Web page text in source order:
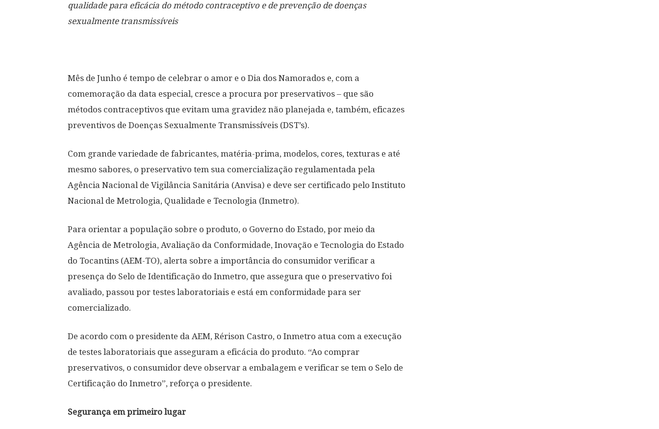
qualidade para eficácia do método contraceptivo e de prevenção de doenças
sexualmente transmissíveis
Mês de Junho é tempo de celebrar o amor e o Dia dos Namorados e, com a
comemoração da data especial, cresce a procura por preservativos – que são
métodos contraceptivos que evitam uma gravidez não planejada e, também, eficazes
preventivos de Doenças Sexualmente Transmissíveis (DST’s).
Com grande variedade de fabricantes, matéria-prima, modelos, cores, texturas e até
mesmo sabores, o preservativo tem sua comercialização regulamentada pela
Agência Nacional de Vigilância Sanitária (Anvisa) e deve ser certificado pelo Instituto
Nacional de Metrologia, Qualidade e Tecnologia (Inmetro).
Para orientar a população sobre o produto, o Governo do Estado, por meio da
Agência de Metrologia, Avaliação da Conformidade, Inovação e Tecnologia do Estado
do Tocantins (AEM-TO), alerta sobre a importância do consumidor verificar a
presença do Selo de Identificação do Inmetro, que assegura que o preservativo foi
avaliado, passou por testes laboratoriais e está em conformidade para ser
comercializado.
De acordo com o presidente da AEM, Rérison Castro, o Inmetro atua com a execução
de testes laboratoriais que asseguram a eficácia do produto. “Ao comprar
preservativos, o consumidor deve observar a embalagem e verificar se tem o Selo de
Certificação do Inmetro”, reforça o presidente.
Segurança em primeiro lugar